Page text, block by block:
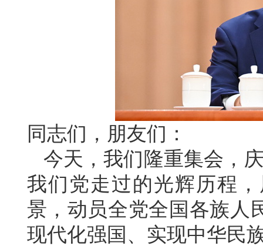
同志们，朋友们：
今天，我们隆重集会，
我们党走过的光辉历程
景，动员全党全国各族人
现代化强国、实现中华民